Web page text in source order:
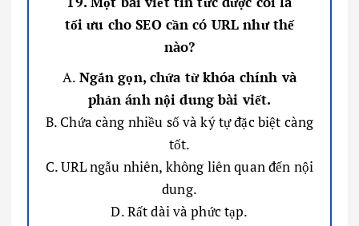
tối ưu cho SEO cần có URL như thế
nào?
A. Ngắn gọn, chứa từ khóa chính và
phản ánh nội dung bài viết.
B. Chứa càng nhiều số và ký tự đặc biệt càng
tốt.
C. URL ngẫu nhiên, không liên quan đến nội
dung.
D. Rất dài và phức tạp.